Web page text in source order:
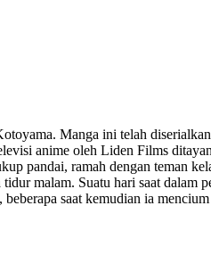
Manga ini telah
anime oleh Liden Films
pandai, ramah dengan teman
malam. Suatu hari saat dalam
saat kemudian ia